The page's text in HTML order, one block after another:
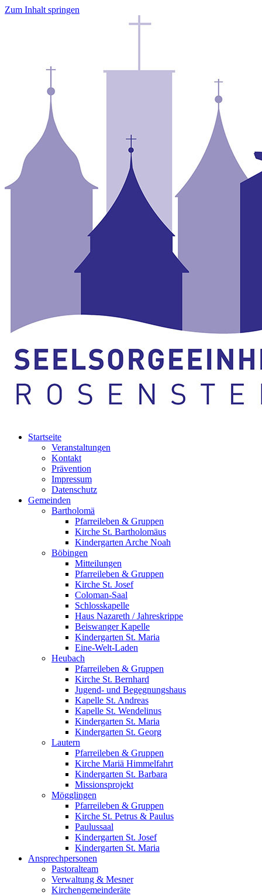
Zum Inhalt springen
Startseite
Veranstaltungen
Kontakt
Prävention
Impressum
Datenschutz
Gemeinden
Bartholomä
Pfarreileben & Gruppen
Kirche St. Bartholomäus
Kindergarten Arche Noah
Böbingen
Mitteilungen
Pfarreileben & Gruppen
Kirche St. Josef
Coloman-Saal
Schlosskapelle
Haus Nazareth / Jahreskrippe
Beiswanger Kapelle
Kindergarten St. Maria
Eine-Welt-Laden
Heubach
Pfarreileben & Gruppen
Kirche St. Bernhard
Jugend- und Begegnungshaus
Kapelle St. Andreas
Kapelle St. Wendelinus
Kindergarten St. Maria
Kindergarten St. Georg
Lautern
Pfarreileben & Gruppen
Kirche Mariä Himmelfahrt
Kindergarten St. Barbara
Missionsprojekt
Mögglingen
Pfarreileben & Gruppen
Kirche St. Petrus & Paulus
Paulussaal
Kindergarten St. Josef
Kindergarten St. Maria
Ansprechpersonen
Pastoralteam
Verwaltung & Mesner
Kirchengemeinderäte